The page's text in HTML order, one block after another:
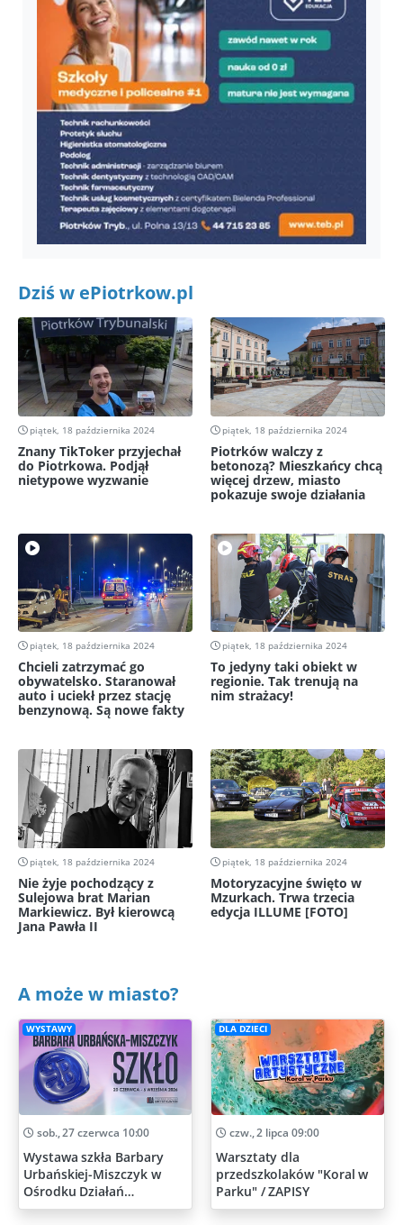
Dziś w ePiotrkow.pl
piątek, 18 października 2024
Znany TikToker przyjechał
do Piotrkowa. Podjął
nietypowe wyzwanie
piątek, 18 października 2024
Piotrków walczy z
betonozą? Mieszkańcy chcą
więcej drzew, miasto
pokazuje swoje działania
piątek, 18 października 2024
Chcieli zatrzymać go
obywatelsko. Staranował
auto i uciekł przez stację
benzynową. Są nowe fakty
piątek, 18 października 2024
To jedyny taki obiekt w
regionie. Tak trenują na
nim strażacy!
piątek, 18 października 2024
Nie żyje pochodzący z
Sulejowa brat Marian
Markiewicz. Był kierowcą
Jana Pawła II
piątek, 18 października 2024
Motoryzacyjne święto w
Mzurkach. Trwa trzecia
edycja ILLUME [FOTO]
A może w miasto?
WYSTAWY
sob., 27 czerwca 10:00
Wystawa szkła Barbary
Urbańskiej-Miszczyk w
Ośrodku Działań
Artystycznych
DLA DZIECI
czw., 2 lipca 09:00
Warsztaty dla
przedszkolaków "Koral w
Parku" / ZAPISY